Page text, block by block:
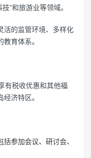
”和旅游业等领域。
活的监管环境、多样化
育体系。
有税收优惠和其他福
济特区。
参加会议、研讨会、